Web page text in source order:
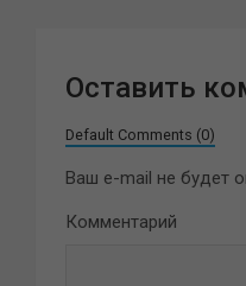
Оставить
Default Comments (0)
Ваш e-mail не будет
Комментарий